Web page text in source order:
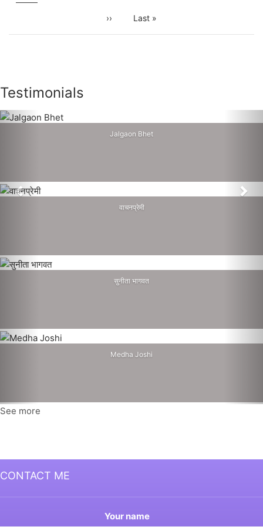
Next
››
Last
Last »
Testimonials
Jalgaon Bhet
वाचनप्रेमी
सुनीता भागवत
Medha Joshi
See more
CONTACT ME
Your name